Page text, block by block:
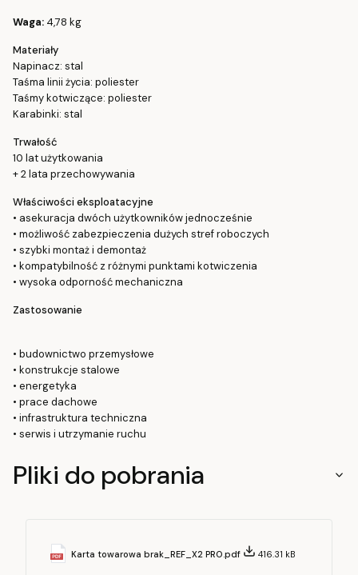
Waga: 4,78 kg
Materiały
Napinacz: stal
Taśma linii życia: poliester
Taśmy kotwiczące: poliester
Karabinki: stal
Trwałość
10 lat użytkowania
+ 2 lata przechowywania
Właściwości eksploatacyjne
• asekuracja dwóch użytkowników jednocześnie
• możliwość zabezpieczenia dużych stref roboczych
• szybki montaż i demontaż
• kompatybilność z różnymi punktami kotwiczenia
• wysoka odporność mechaniczna
Zastosowanie
• budownictwo przemysłowe
• konstrukcje stalowe
• energetyka
• prace dachowe
• infrastruktura techniczna
• serwis i utrzymanie ruchu
Pliki do pobrania
Karta towarowa brak_REF_X2 PRO.pdf 416.31 kB